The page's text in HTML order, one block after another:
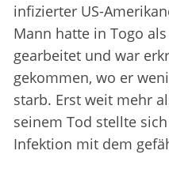
infizierter US-
Mann hatte in Togo
gearbeitet und war
gekommen, wo er
starb. Erst weit mehr
seinem Tod stellte
Infektion mit dem